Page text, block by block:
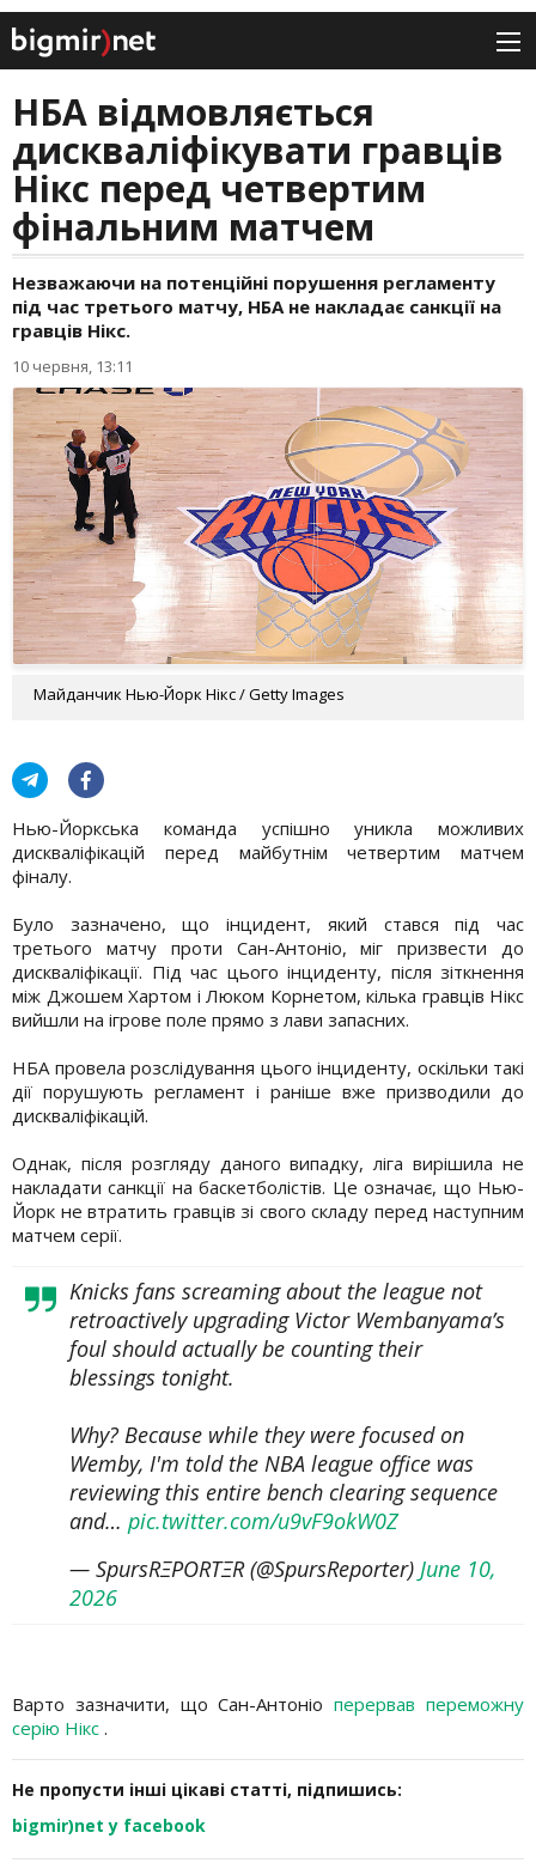
НБА відмовляється
дискваліфікувати гравців
Нікс перед четвертим
фінальним матчем
Незважаючи на потенційні порушення регламенту
під час третього матчу, НБА не накладає санкції на
гравців Нікс.
10 червня, 13:11
Майданчик Нью-Йорк Нікс / Getty Images
Нью-Йоркська команда успішно уникла можливих
дискваліфікацій перед майбутнім четвертим матчем
фіналу.
Було зазначено, що інцидент, який стався під час
третього матчу проти Сан-Антоніо, міг призвести до
дискваліфікації. Під час цього інциденту, після зіткнення
між Джошем Хартом і Люком Корнетом, кілька гравців Нікс
вийшли на ігрове поле прямо з лави запасних.
НБА провела розслідування цього інциденту, оскільки такі
дії порушують регламент і раніше вже призводили до
дискваліфікацій.
Однак, після розгляду даного випадку, ліга вирішила не
накладати санкції на баскетболістів. Це означає, що Нью-
Йорк не втратить гравців зі свого складу перед наступним
матчем серії.
Knicks fans screaming about the league not
retroactively upgrading Victor Wembanyama’s
foul should actually be counting their
blessings tonight.
Why? Because while they were focused on
Wemby, I'm told the NBA league office was
reviewing this entire bench clearing sequence
and… pic.twitter.com/u9vF9okW0Z
— SpursRΞPORTΞR (@SpursReporter) June 10,
2026
Варто зазначити, що Сан-Антоніоперервав переможну
серію Нікс .
Не пропусти інші цікаві статті, підпишись:
bigmir)net у facebook